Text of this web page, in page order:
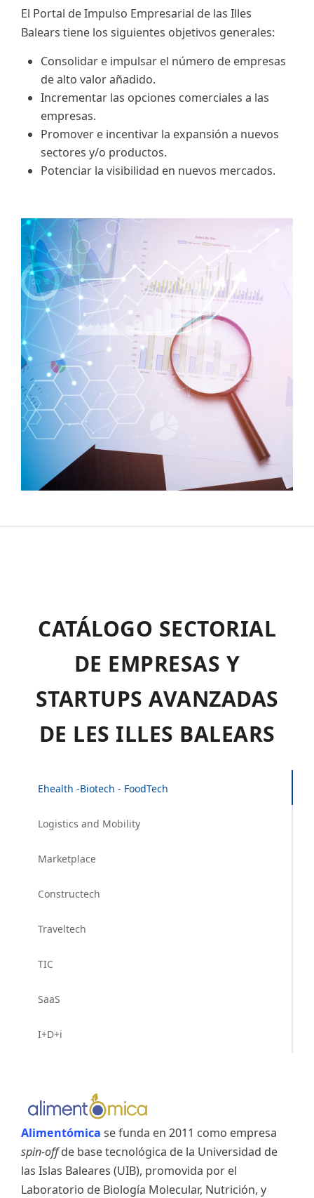
El Portal de Impulso Empresarial de las Illes
Balears tiene los siguientes objetivos generales:
Consolidar e impulsar el número de empresas
de alto valor añadido.
Incrementar las opciones comerciales a las
empresas.
Promover e incentivar la expansión a nuevos
sectores y/o productos.
Potenciar la visibilidad en nuevos mercados.
CATÁLOGO SECTORIAL
DE EMPRESAS Y
STARTUPS AVANZADAS
DE LES ILLES BALEARS
Ehealth -Biotech - FoodTech
Logistics and Mobility
Marketplace
Constructech
Traveltech
TIC
SaaS
I+D+i
Alimentómica se funda en 2011 como empresa
spin-offde base tecnológica de la Universidad de
las Islas Baleares (UIB), promovida por el
Laboratorio de Biología Molecular, Nutrición, y